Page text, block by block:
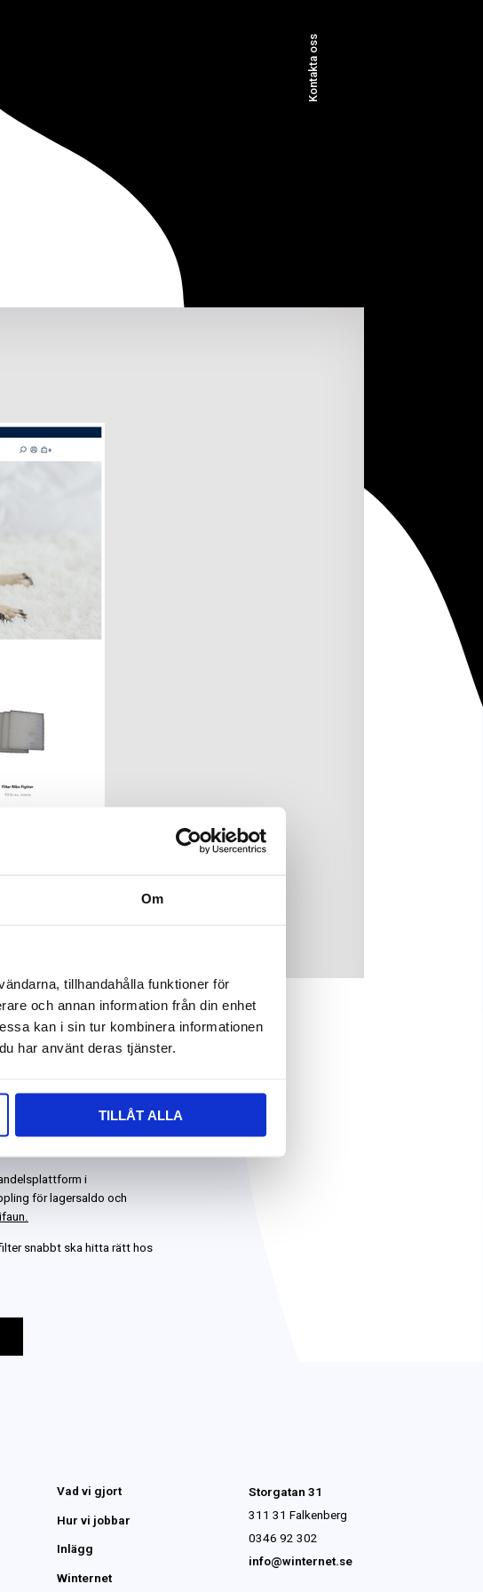
Om
tillhandahålla funktioner för
och annan information från din enhet
kan i sin tur kombinera informationen
har använt deras tjänster.
TILLÅT ALLA
Kontakta oss
i
för lagersaldo och
snabbt ska hitta rätt hos
Vad vi gjort
Hur vi jobbar
Inlägg
Winternet
Storgatan 31
311 31 Falkenberg
0346 92 302
info@winternet.se